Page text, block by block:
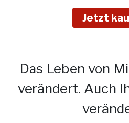
Jetzt
Das Leben von
verändert. Auch